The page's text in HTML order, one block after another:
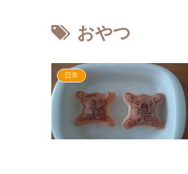
おやつ
日常